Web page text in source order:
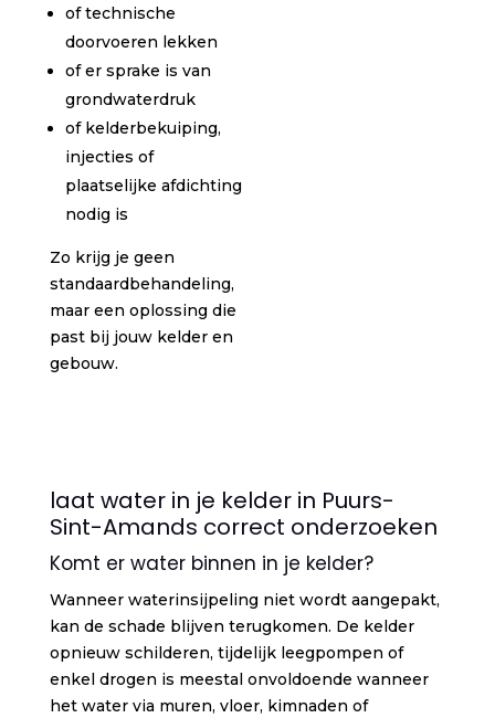
of technische
doorvoeren lekken
of er sprake is van
grondwaterdruk
of kelderbekuiping,
injecties of
plaatselijke afdichting
nodig is
Zo krijg je geen
standaardbehandeling,
maar een oplossing die
past bij jouw kelder en
gebouw.
laat water in je kelder in Puurs-
Sint-Amands correct onderzoeken
Komt er water binnen in je kelder?
Wanneer waterinsijpeling niet wordt aangepakt,
kan de schade blijven terugkomen. De kelder
opnieuw schilderen, tijdelijk leegpompen of
enkel drogen is meestal onvoldoende wanneer
het water via muren, vloer, kimnaden of